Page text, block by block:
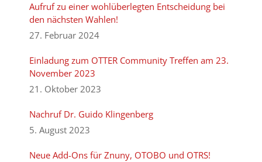
Aufruf zu einer wohlüberlegten Entscheidung bei
den nächsten Wahlen!
27. Februar 2024
Einladung zum OTTER Community Treffen am 23.
November 2023
21. Oktober 2023
Nachruf Dr. Guido Klingenberg
5. August 2023
Neue Add-Ons für Znuny, OTOBO und OTRS!